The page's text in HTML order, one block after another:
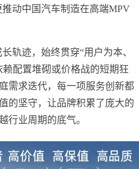
动中国汽车制造在高端MPV
轨迹，始终贯穿“用户为本、
配置堆砌或价格战的短期狂
需求迭代，每一项服务创新都
的坚守，让品牌积累了庞大的
行业周期的底气。